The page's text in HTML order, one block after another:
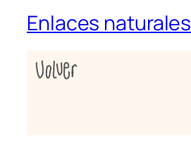
Enlaces naturales